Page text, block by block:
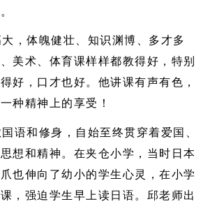
，体魄健壮、知识渊博、多才多
美术、体育课样样都教得好，特别
好，口才也好。他讲课有声有色，
种精神上的享受！
语和修身，自始至终贯穿着爱国、
想和精神。在夹仓小学，当时日本
也伸向了幼小的学生心灵，在小学
，强迫学生早上读日语。邱老师出